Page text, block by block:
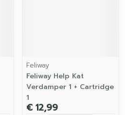
Feliway
Feliway Help Kat
Verdamper 1 + Cartridge
1
€ 12,99